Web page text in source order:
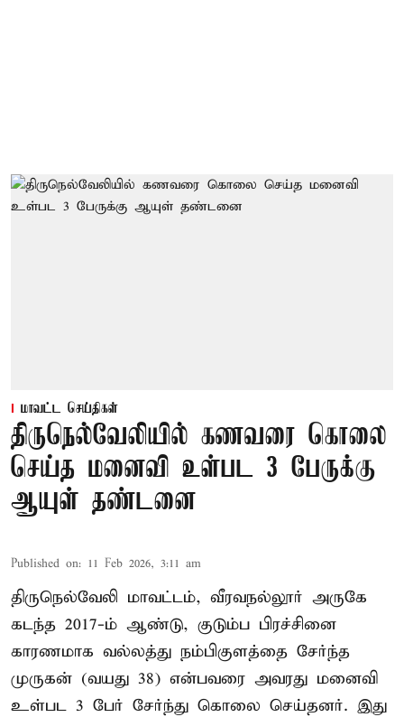
மாவட்ட செய்திகள்
திருநெல்வேலியில் கணவரை கொலை
செய்த மனைவி உள்பட 3 பேருக்கு
ஆயுள் தண்டனை
Published on: 11 Feb 2026, 3:11 am
திருநெல்வேலி மாவட்டம், வீரவநல்லூர் அருகே
கடந்த 2017-ம் ஆண்டு, குடும்ப பிரச்சினை
காரணமாக வல்லத்து நம்பிகுளத்தை சேர்ந்த
முருகன் (வயது 38) என்பவரை அவரது மனைவி
உள்பட 3 பேர் சேர்ந்து கொலை செய்தனர். இது